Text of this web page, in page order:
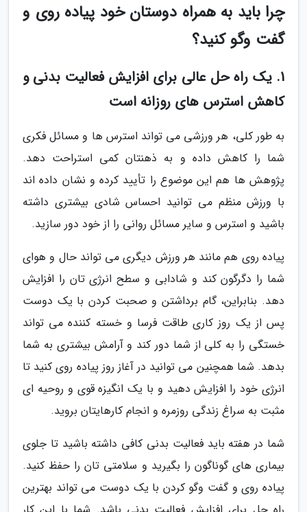
چرا باید به همراه دوستان خود پیاده روی و
گفت وگو کنید؟
1. یک راه حل عالی برای افزایش فعالیت بدنی و
کاهش استرس های روزانه است
به طور کلی، هر ورزشی می تواند استرس ها و مسائل فکری
شما را کاهش داده و به ذهنتان کمی استراحت دهد.
پژوهش ها هم این موضوع را تأیید کرده و نشان داده اند
با ورزش منظم می توانید احساس شادی بیشتری داشته
باشید و استرس و سایر مسائل روانی را از خود دور سازید.
پیاده روی هم مانند هر ورزش دیگری می تواند حال و هوای
شما را دگرگون کند و شادابی و سطح انرژی تان را افزایش
دهد. بنابراین، گام برداشتن و صحبت کردن با یک دوست
پس از یک روز کاری طاقت فرسا و خسته کننده می تواند
خستگی را به کلی از شما دور کند و آرامش بیشتری به شما
بدهد. شما همچنین می توانید در آغاز روز پیاده روی کنید تا
انرژی خود را افزایش دهید و با یک انگیزه قوی و روحیه ای
مثبت به سراغ زندگی روزمره و انجام کارهایتان بروید.
شما در هفته باید فعالیت بدنی کافی داشته باشید تا جلوی
بیماری های گوناگون را بگیرید و سلامتی تان را حفظ کنید.
پیاده روی و گفت وگو کردن با یک دوست می تواند بهترین